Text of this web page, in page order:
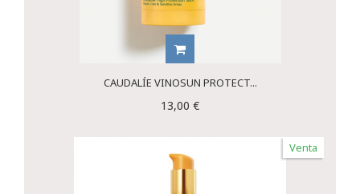
CAUDALÍE VINOSUN PROTECT...
13,00 €
Venta